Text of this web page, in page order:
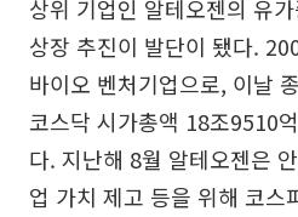
상위 기업인 알테오젠의 유
상장 추진이 발단이 됐다.
바이오 벤처기업으로, 이날
코스닥 시가총액 18조9510
다. 지난해 8월 알테오젠은
업 가치 제고 등을 위해 코스